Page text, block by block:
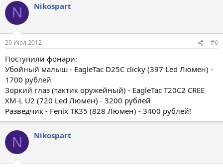
N Nikospart
20 Июл 2012 #6
Поступили фонари:
Убойный малыш - EagleTac D25C clicky (397 Led Люмен) -
1700 рублей
Зоркий глаз (тактик оружейный) - EagleTac T20C2 CREE
XM-L U2 (720 Led Люмен) - 3200 рублей
Разведчик - Fenix TK35 (828 Люмен) - 3400 рублей!
N Nikospart